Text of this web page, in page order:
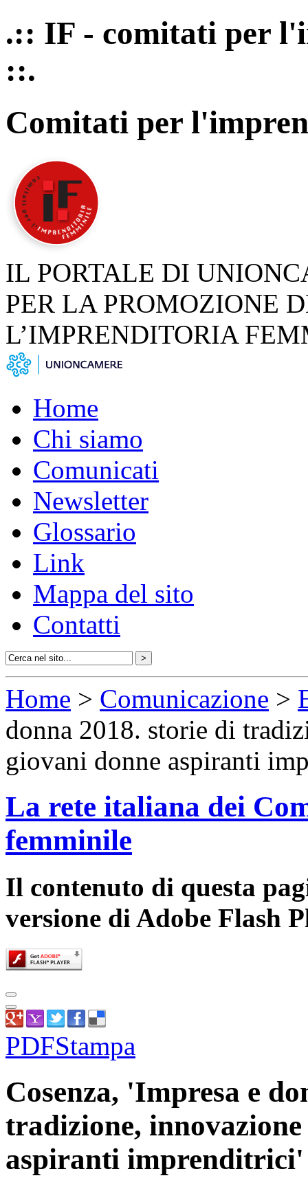
.:: IF - comitati per
::.
Comitati per
IL PORTALE DI
PER LA PROMOZIONE
L’IMPRENDITORIA
Home
Chi siamo
Comunicati
Newsletter
Glossario
Link
Mappa del sito
Contatti
Home > Comunicazione >
donna 2018. storie di
giovani donne aspiranti
La rete italiana dei
femminile
Il contenuto di questa
versione di Adobe Flash
PDFStampa
Cosenza, 'Impresa e
tradizione,
aspiranti imprenditrici'